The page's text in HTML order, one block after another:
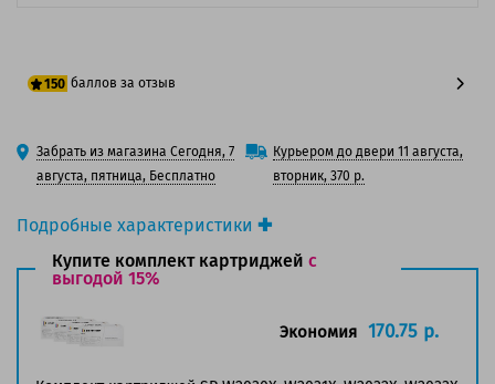
Подробные характеристики
Производитель принтера:HP
Производитель:Solution Print
Оригинальность:
150 баллов за отзыв
125 баллов
150 баллов
Забрать из магазина Сегодня, 7
августа, пятница, Бесплатно
Курьером до двери 11 августа,
вторник, 370 р.
Купите комплект картриджей с
выгодой 15%
Экономия 170.75 р.